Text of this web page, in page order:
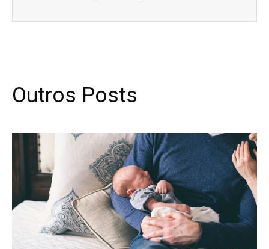
Outros Posts